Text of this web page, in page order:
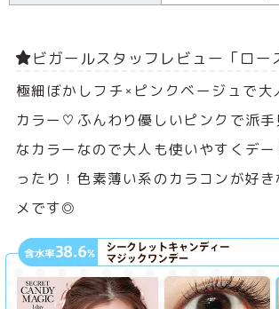
ビガールスタッフレビュー「ロー
極細ぼかしフチ×ピンクベージュで大
カラー♡ふんわり優しいピンクで派手
なカラーなので大人も使いやすくデ
ったり！色素薄い系のカラコンが好き
メです◎